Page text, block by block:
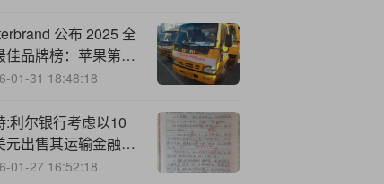
公布 2025 全
佳品牌榜：苹果第
蝉联榜首，小米、
01-31 18:48:18
:利尔银行考虑以10
元出售其运输金融部
01-27 16:52:18